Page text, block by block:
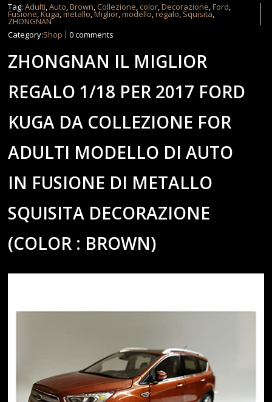
Tag:Adulti,Auto,Brown, Collezione, color,Decorazione,Ford,
Fusione,Kuga,metallo,Miglior,modello,regalo, Squisita,
ZHONGNAN
Category:Shop 0 comments
ZHONGNAN IL MIGLIOR
REGALO 1/18 PER 2017 FORD
KUGA DA COLLEZIONE FOR
ADULTI MODELLO DI AUTO
IN FUSIONE DI METALLO
SQUISITA DECORAZIONE
(COLOR : BROWN)